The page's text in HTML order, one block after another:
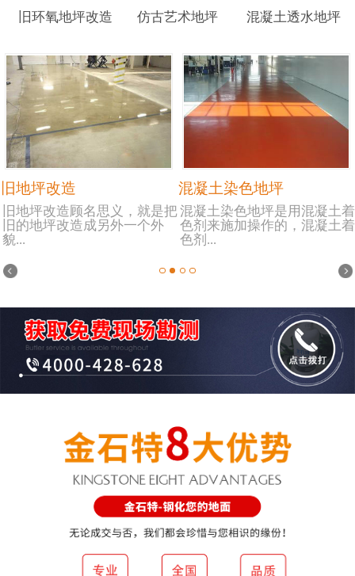
旧环氧地坪改造
仿古艺术地坪 混凝土透水地坪
旧地坪改造
旧地坪改造顾名思义，就是把
旧的地坪改造成另外一个外
貌...
混凝土染色地坪
混凝土染色地坪是用混凝土着
色剂来施加操作的，混凝土着
色剂...